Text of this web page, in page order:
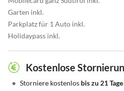
Garten inkl.
Parkplatz für 1 Auto inkl.
Holidaypass inkl.
Kostenlose
• Storniere kostenlos bis zu 21